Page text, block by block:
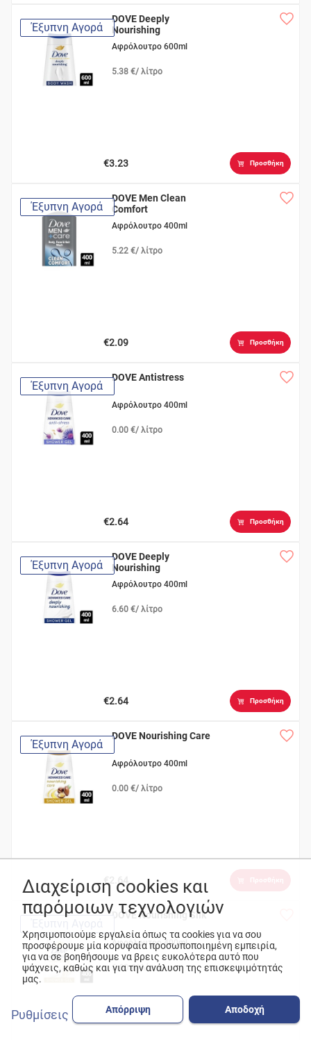
Έξυπνη Αγορά
DOVE Deeply
Nourishing
Αφρόλουτρο 600ml
5.38 €/ λίτρο
€3.23 Προσθήκη
Έξυπνη Αγορά
DOVE Men Clean
Comfort
Αφρόλουτρο 400ml
5.22 €/ λίτρο
€2.09 Προσθήκη
Έξυπνη Αγορά
DOVE Antistress
Αφρόλουτρο 400ml
0.00 €/ λίτρο
€2.64 Προσθήκη
Έξυπνη Αγορά
DOVE Deeply
Nourishing
Αφρόλουτρο 400ml
6.60 €/ λίτρο
€2.64 Προσθήκη
Έξυπνη Αγορά
DOVE Nourishing Care
Αφρόλουτρο 400ml
0.00 €/ λίτρο
€2.64
DOVE Nourishing Silk
Αφρόλουτρο 400ml
6.60 €/ λίτρο
Διαχείριση cookies και
παρόμοιων τεχνολογιών
Χρησιμοποιούμε εργαλεία όπως τα cookies για να σου
προσφέρουμε μία κορυφαία προσωποποιημένη εμπειρία,
για να σε βοηθήσουμε να βρεις ευκολότερα αυτό που
ψάχνεις, καθώς και για την ανάλυση της επισκεψιμότητάς
μας.
Ρυθμίσεις Απόρριψη Αποδοχή